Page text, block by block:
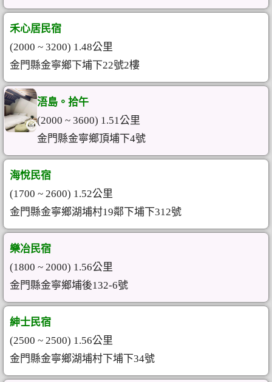
禾心居民宿
(2000 ~ 3200) 1.48公里
金門縣金寧鄉下埔下22號2樓
浯島。拾午
(2000 ~ 3600) 1.51公里
金門縣金寧鄉頂埔下4號
海悅民宿
(1700 ~ 2600) 1.52公里
金門縣金寧鄉湖埔村19鄰下埔下312號
樂冶民宿
(1800 ~ 2000) 1.56公里
金門縣金寧鄉埔後132-6號
紳士民宿
(2500 ~ 2500) 1.56公里
金門縣金寧鄉湖埔村下埔下34號